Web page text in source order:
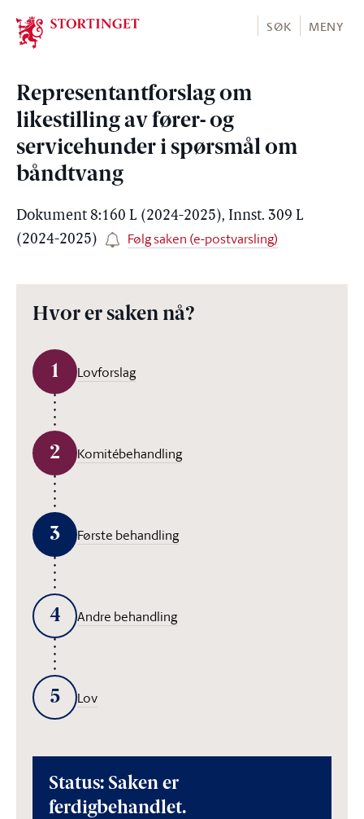
Stortinget.no
SØK MENY
Representantforslag om
likestilling av fører- og
servicehunder i spørsmål om
båndtvang
Dokument 8:160 L (2024-2025), Innst. 309 L
(2024-2025)
Følg saken (e-postvarsling)
Hvor er saken nå?
1 Lovforslag
2 Komitébehandling
3 Første behandling
4 Andre behandling
5 Lov
Status: Saken er
ferdigbehandlet.